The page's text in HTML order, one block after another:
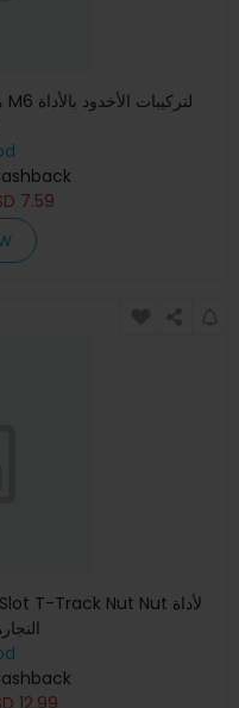
7.59
12.99